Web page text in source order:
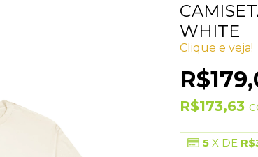
WHITE
Clique e veja!
R$173,63
5 X DE